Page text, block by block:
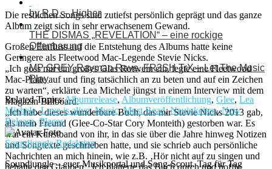
Die restlichen Songs sind zutiefst persönlich geprägt und das ganze
Album zeigt sich in sehr erwachsenem Gewand.
Großen Einfluss auf die Entstehung des Albums hatte keine
Geringere als Fleetwood Mac-Legende Stevie Nicks.
„Ich goss mir ein großes Glas Rotwein ein, legte eine Fleetwood
Mac-Platte auf und fing tatsächlich an zu beten und auf ein Zeichen
zu warten“, erklärte Lea Michele jüngst in einem Interview mit dem
Magazin Billboard.
„Ich habe dieses wunderbare Buch, das mir Stevie Nicks 2013 gab,
als mein Freund (Glee-Co-Star Cory Monteith) gestorben war. Es
war ein Kunstband von ihr, in das sie über die Jahre hinweg Notizen
und Songtexte geschrieben hatte, und sie schrieb auch persönliche
Nachrichten an mich hinein, wie z.B. ‚Hör nicht auf zu singen und
behalte den Glauben‘. Ich blätterte das Buch durch und hoffte,
by R.D. – Higher
THE DISMAS „REVELATION“ – eine rockige
Offenbarung
MP GREY Rayman Rave, FR3SH TrX – Let The Music
Play
Related Topics:Albumrelease, Albumveröffentlichung, Glee, Lea
Michele,Love is alive,Music,Must Read,Neuigkeiten,New
Release,Places
Soundjungle Redaktion
Soundjungle – euer Musikportal und Song-Scout. Tag für Tag